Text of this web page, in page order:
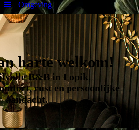
Omgeving
harte welkom!
B&B in Lopik.
rust en persoonlijke
aandacht.